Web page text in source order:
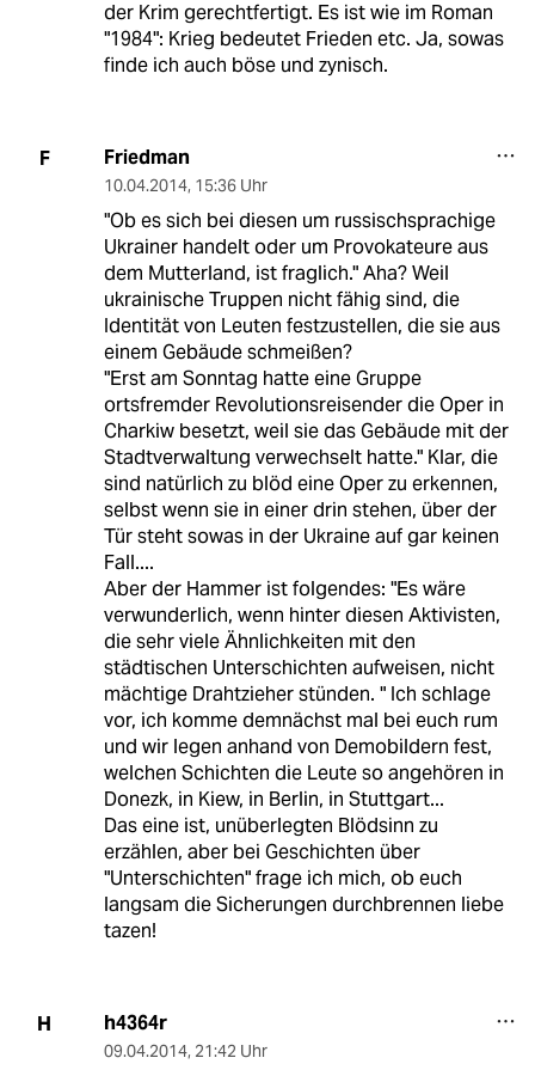
der Krim gerechtfertigt. Es ist wie im Roman
"1984": Krieg bedeutet Frieden etc. Ja, sowas
finde ich auch böse und zynisch.
F Friedman
10.04.2014, 15:36 Uhr
"Ob es sich bei diesen um russischsprachige
Ukrainer handelt oder um Provokateure aus
dem Mutterland, ist fraglich." Aha? Weil
ukrainische Truppen nicht fähig sind, die
Identität von Leuten festzustellen, die sie aus
einem Gebäude schmeißen?
"Erst am Sonntag hatte eine Gruppe
ortsfremder Revolutionsreisender die Oper in
Charkiw besetzt, weil sie das Gebäude mit der
Stadtverwaltung verwechselt hatte." Klar, die
sind natürlich zu blöd eine Oper zu erkennen,
selbst wenn sie in einer drin stehen, über der
Tür steht sowas in der Ukraine auf gar keinen
Fall....
Aber der Hammer ist folgendes: "Es wäre
verwunderlich, wenn hinter diesen Aktivisten,
die sehr viele Ähnlichkeiten mit den
städtischen Unterschichten aufweisen, nicht
mächtige Drahtzieher stünden. " Ich schlage
vor, ich komme demnächst mal bei euch rum
und wir legen anhand von Demobildern fest,
welchen Schichten die Leute so angehören in
Donezk, in Kiew, in Berlin, in Stuttgart...
Das eine ist, unüberlegten Blödsinn zu
erzählen, aber bei Geschichten über
"Unterschichten" frage ich mich, ob euch
langsam die Sicherungen durchbrennen liebe
tazen!
H h4364r
09.04.2014, 21:42 Uhr